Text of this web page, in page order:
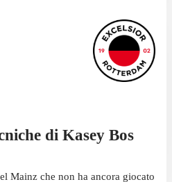
di Kasey Bos
Mainz che non ha ancora giocato